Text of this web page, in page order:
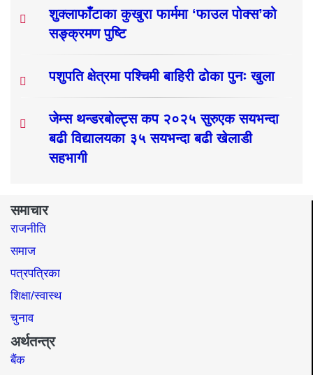
शुक्लाफाँटाका कुखुरा फार्ममा ‘फाउल पोक्स’को
सङ्क्रमण पुष्टि
पशुपति क्षेत्रमा पश्चिमी बाहिरी ढोका पुनः खुला
जेम्स थन्डरबोल्ट्स कप २०२५ सुरुएक सयभन्दा
बढी विद्यालयका ३५ सयभन्दा बढी खेलाडी
सहभागी
समाचार
राजनीति
समाज​
पत्रपत्रिका
शिक्षा/स्वास्थ
चुनाव
अर्थतन्त्र
बैंक